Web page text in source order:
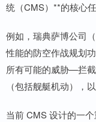
统（CMS）**的核心任
例如，瑞典萨博公司
性能的防空作战规划
所有可能的威胁—拦
（包括舰艇机动），
当前 CMS 设计的一